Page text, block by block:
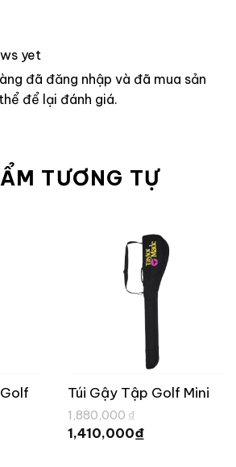
yet
đã đăng nhập và đã mua sản
để lại đánh giá.
TƯƠNG TỰ
Túi Gậy Tập Golf Mini
1,880,000 ₫
gốc
là:
1,410,000₫